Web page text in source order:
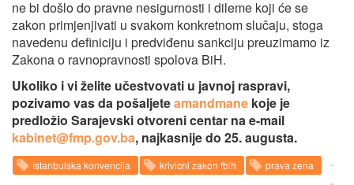
ne bi došlo do pravne nesigurnosti i dileme koji će se
zakon primjenjivati u svakom konkretnom slučaju, stoga
navedenu definiciju i predviđenu sankciju preuzimamo iz
Zakona o ravnopravnosti spolova BiH.
Ukoliko i vi želite učestvovati u javnoj raspravi,
pozivamo vas da pošaljeteamandmane koje je
predložio Sarajevski otvoreni centar na e-mail
kabinet@fmp.gov.ba, najkasnije do 25. augusta.
Istanbulska konvencija krivicni zakon fbih prava zena